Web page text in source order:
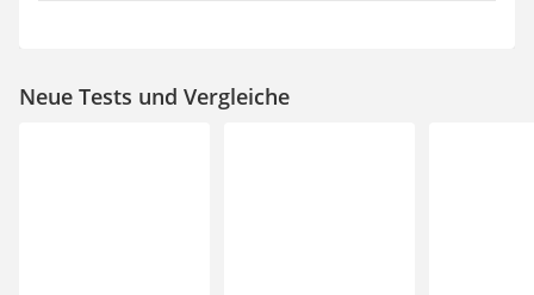
Neue Tests und Vergleiche